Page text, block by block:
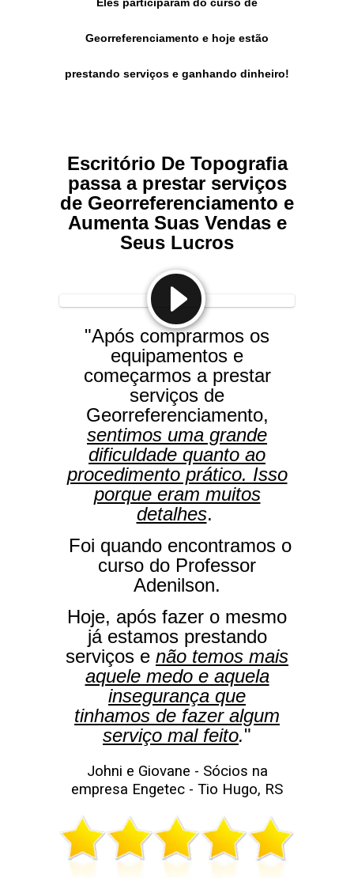
Georreferenciamento e hoje estão
prestando serviços e ganhando dinheiro!
Escritório De Topografia
passa a prestar serviços
de Georreferenciamento e
Aumenta Suas Vendas e
Seus Lucros
"Após comprarmos os
equipamentos e
começarmos a prestar
serviços de
Georreferenciamento,
sentimos uma grande
dificuldade quanto ao
procedimento prático. Isso
porque eram muitos
detalhes.
Foi quando encontramos o
curso do Professor
Adenilson.
Hoje, após fazer o mesmo
já estamos prestando
serviços e não temos mais
aquele medo e aquela
insegurança que
tinhamos de fazer algum
serviço mal feito."
Johni e Giovane - Sócios na
empresa Engetec - Tio Hugo, RS